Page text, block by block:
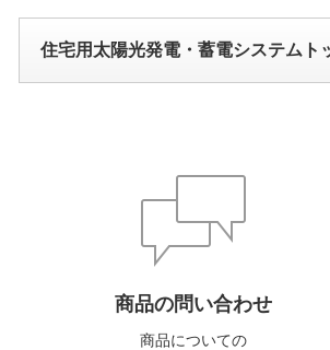
住宅用太陽光発電・蓄電システムト
商品の問い合わせ
商品についての